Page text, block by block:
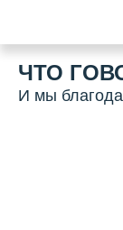
ЧТО
И мы